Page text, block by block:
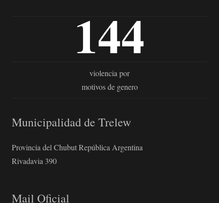
144
violencia por
motivos de genero
Municipalidad de Trelew
Provincia del Chubut República Argentina
Rivadavia 390
Mail Oficial